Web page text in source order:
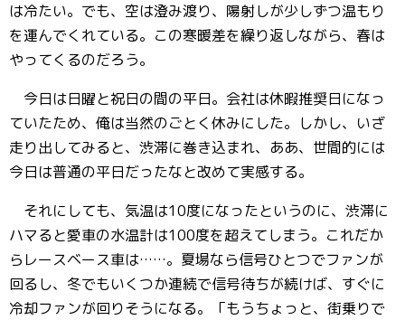
は冷たい。でも、空は澄み渡り、陽射しが少しずつ温もり
を運んでくれている。この寒暖差を繰り返しながら、春は
やってくるのだろう。
今日は日曜と祝日の間の平日。会社は休暇推奨日になっ
ていたため、俺は当然のごとく休みにした。しかし、いざ
走り出してみると、渋滞に巻き込まれ、ああ、世間的には
今日は普通の平日だったなと改めて実感する。
それにしても、気温は10度になったというのに、渋滞に
ハマると愛車の水温計は100度を超えてしまう。これだか
らレースベース車は……。夏場なら信号ひとつでファンが
回るし、冬でもいくつか連続で信号待ちが続けば、すぐに
冷却ファンが回りそうになる。「もうちょっと、街乗りで